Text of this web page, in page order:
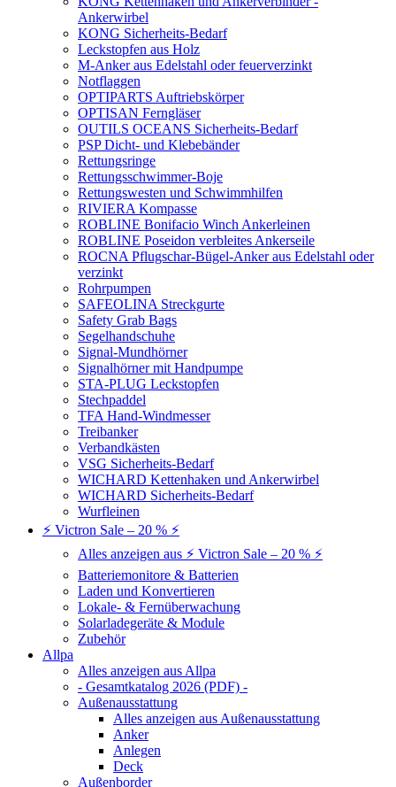
Ankerwirbel
KONG Sicherheits-Bedarf
Leckstopfen aus Holz
M-Anker aus Edelstahl oder feuerverzinkt
Notflaggen
OPTIPARTS Auftriebskörper
OPTISAN Ferngläser
OUTILS OCEANS Sicherheits-Bedarf
PSP Dicht- und Klebebänder
Rettungsringe
Rettungsschwimmer-Boje
Rettungswesten und Schwimmhilfen
RIVIERA Kompasse
ROBLINE Bonifacio Winch Ankerleinen
ROBLINE Poseidon verbleites Ankerseile
ROCNA Pflugschar-Bügel-Anker aus Edelstahl oder
verzinkt
Rohrpumpen
SAFEOLINA Streckgurte
Safety Grab Bags
Segelhandschuhe
Signal-Mundhörner
Signalhörner mit Handpumpe
STA-PLUG Leckstopfen
Stechpaddel
TFA Hand-Windmesser
Treibanker
Verbandkästen
VSG Sicherheits-Bedarf
WICHARD Kettenhaken und Ankerwirbel
WICHARD Sicherheits-Bedarf
Wurfleinen
⚡ Victron Sale – 20 % ⚡
Alles anzeigen aus ⚡ Victron Sale – 20 % ⚡
Batteriemonitore & Batterien
Laden und Konvertieren
Lokale- & Fernüberwachung
Solarladegeräte & Module
Zubehör
Allpa
Alles anzeigen aus Allpa
- Gesamtkatalog 2026 (PDF) -
Außenausstattung
Alles anzeigen aus Außenausstattung
Anker
Anlegen
Deck
Außenborder